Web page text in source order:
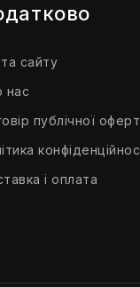
сайту
нас
публічної
і оплата